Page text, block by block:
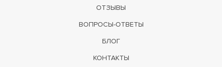
ОТЗЫВЫ
ВОПРОСЫ-ОТВЕТЫ
БЛОГ
КОНТАКТЫ